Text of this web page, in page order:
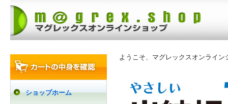
ショップホーム
ようこそ、マグレックスオンライン